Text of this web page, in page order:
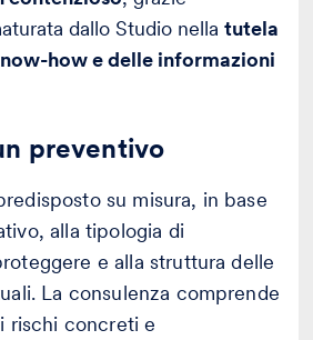
dallo Studio nellatutela
how e delle informazioni
preventivo
su misura, in base
alla tipologia di
e alla struttura delle
La consulenza comprende
rischi concreti e